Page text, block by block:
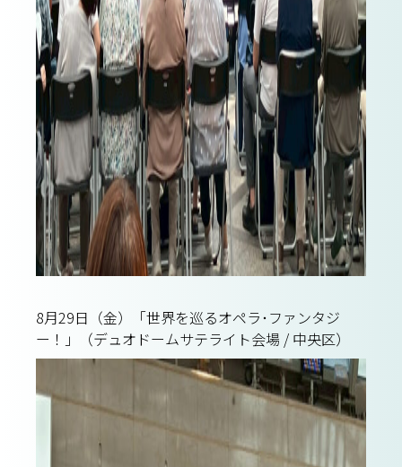
8月29日（金）「世界を巡るオペラ･ファンタジ
ー！」（デュオドームサテライト会場 / 中央区）